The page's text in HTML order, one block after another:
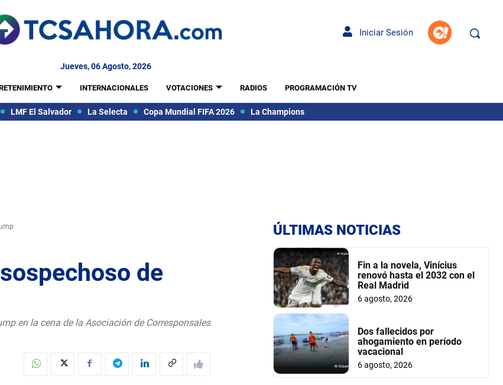
Iniciar Sesión
Jueves, 06 Agosto, 2026
INTERNACIONALES VOTACIONES RADIOS PROGRAMACIÓN TV
LMF El Salvador La Selecta Copa Mundial FIFA 2026 La Champions
de
en la cena de la Asociación de Corresponsales
ÚLTIMAS NOTICIAS
Fin a la novela, Vinícius
renovó hasta el 2032 con el
Real Madrid
6 agosto, 2026
Dos fallecidos por
ahogamiento en período
vacacional
6 agosto, 2026